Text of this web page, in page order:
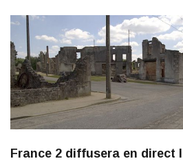
France 2 diffusera en direct